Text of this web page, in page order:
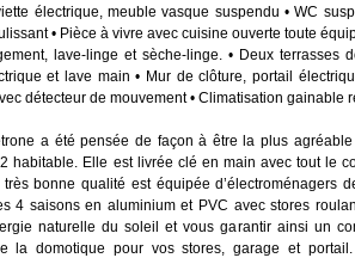
électrique, meuble vasque suspendu • WC
• Pièce à vivre avec cuisine ouverte toute
lave-linge et sèche-linge. • Deux terrasses
et lave main • Mur de clôture, portail
détecteur de mouvement • Climatisation gainable
a été pensée de façon à être la plus
habitable. Elle est livrée clé en main avec tout le
bonne qualité est équipée d’électroménagers
4 saisons en aluminium et PVC avec stores
naturelle du soleil et vous garantir ainsi un
la domotique pour vos stores, garage et